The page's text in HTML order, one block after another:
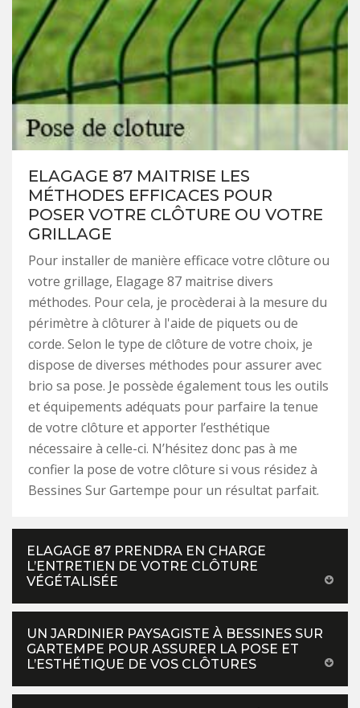
ELAGAGE 87 MAITRISE LES
MÉTHODES EFFICACES POUR
POSER VOTRE CLÔTURE OU VOTRE
GRILLAGE
Pour installer de manière efficace votre clôture ou
votre grillage, Elagage 87 maitrise divers
méthodes. Pour cela, je procèderai à la mesure du
périmètre à clôturer à l'aide de piquets ou de
corde. Selon le type de clôture de votre choix, je
dispose de diverses méthodes pour assurer avec
brio sa pose. Je possède également tous les outils
et équipements adéquats pour parfaire la tenue
de votre clôture et apporter l’esthétique
nécessaire à celle-ci. N’hésitez donc pas à me
confier la pose de votre clôture si vous résidez à
Bessines Sur Gartempe pour un résultat parfait.
ELAGAGE 87 PRENDRA EN CHARGE
L’ENTRETIEN DE VOTRE CLÔTURE
VÉGÉTALISÉE
UN JARDINIER PAYSAGISTE À BESSINES SUR
GARTEMPE POUR ASSURER LA POSE ET
L’ESTHÉTIQUE DE VOS CLÔTURES